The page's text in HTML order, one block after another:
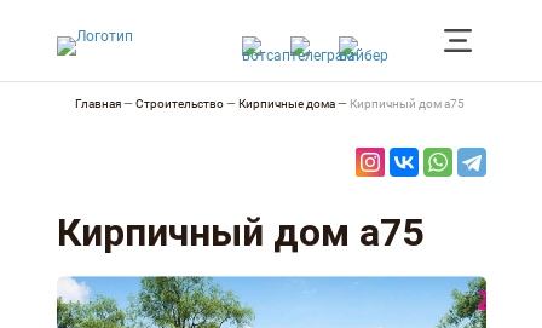
Главная—Строительство—Кирпичные дома— Кирпичный дом а75
Кирпичный дом а75